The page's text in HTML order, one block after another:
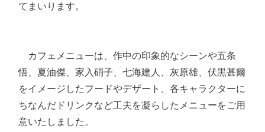
てまいります。
カフェメニューは、作中の印象的なシーンや五条
悟、夏油傑、家入硝子、七海建人、灰原雄、伏黒甚爾
をイメージしたフードやデザート、各キャラクターに
ちなんだドリンクなど工夫を凝らしたメニューをご用
意いたしました。